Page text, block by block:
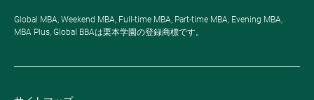
Global MBA, Weekend MBA, Full-time MBA, Part-time MBA, Evening MBA,
MBA Plus, Global BBAは栗本学園の登録商標です。